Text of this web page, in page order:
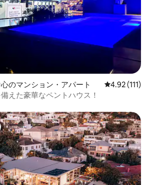
のマンション・アパート レビュー111
4.92 (111)
えた豪華なペントハウス！